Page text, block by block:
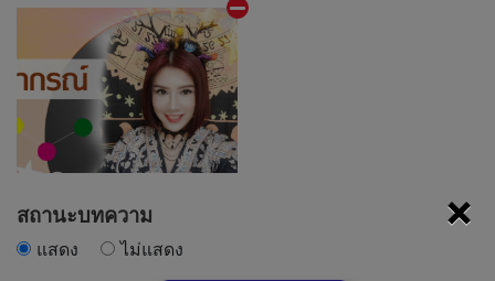
×
สถานะบทความ
แสดง ไม่แสดง